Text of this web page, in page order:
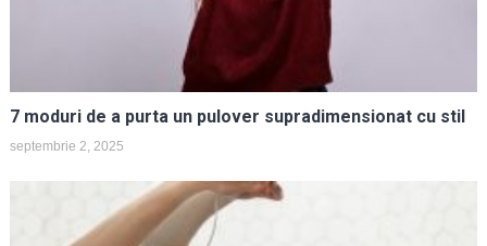
7 moduri de a purta un pulover supradimensionat cu stil
septembrie 2, 2025